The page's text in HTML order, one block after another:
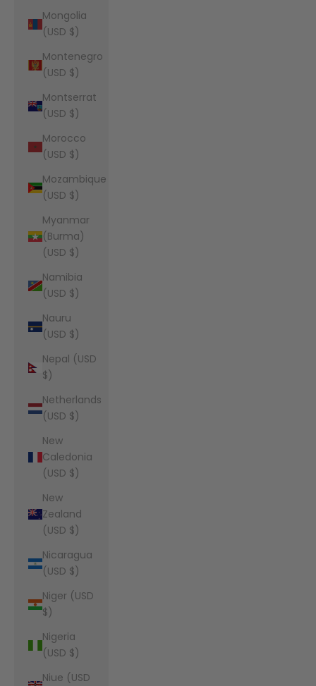
Mongolia
(USD $)
Montenegro
(USD $)
Montserrat
(USD $)
Morocco
(USD $)
Mozambique
(USD $)
Myanmar
(Burma)
(USD $)
Namibia
(USD $)
Nauru
(USD $)
Nepal (USD
$)
Netherlands
(USD $)
New
Caledonia
(USD $)
New
Zealand
(USD $)
Nicaragua
(USD $)
Niger (USD
$)
Nigeria
(USD $)
Niue (USD